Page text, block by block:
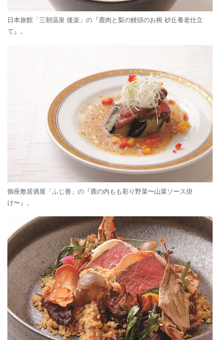
日本旅館「三朝温泉 後楽」の『鹿肉と梨の鰻頭のお椀 砂丘養老仕立
て』。
御座敷居酒屋「ふじ善」の『鹿の内もも彩り野菜〜山菜ソース掛
け〜』。